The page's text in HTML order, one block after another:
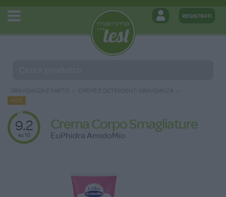
GRAVIDANZA E PARTO CREME E DETERGENTI GRAVIDANZA
HOT
9.2
su 10
Crema Corpo Smagliature
EuPhidra AmidoMio